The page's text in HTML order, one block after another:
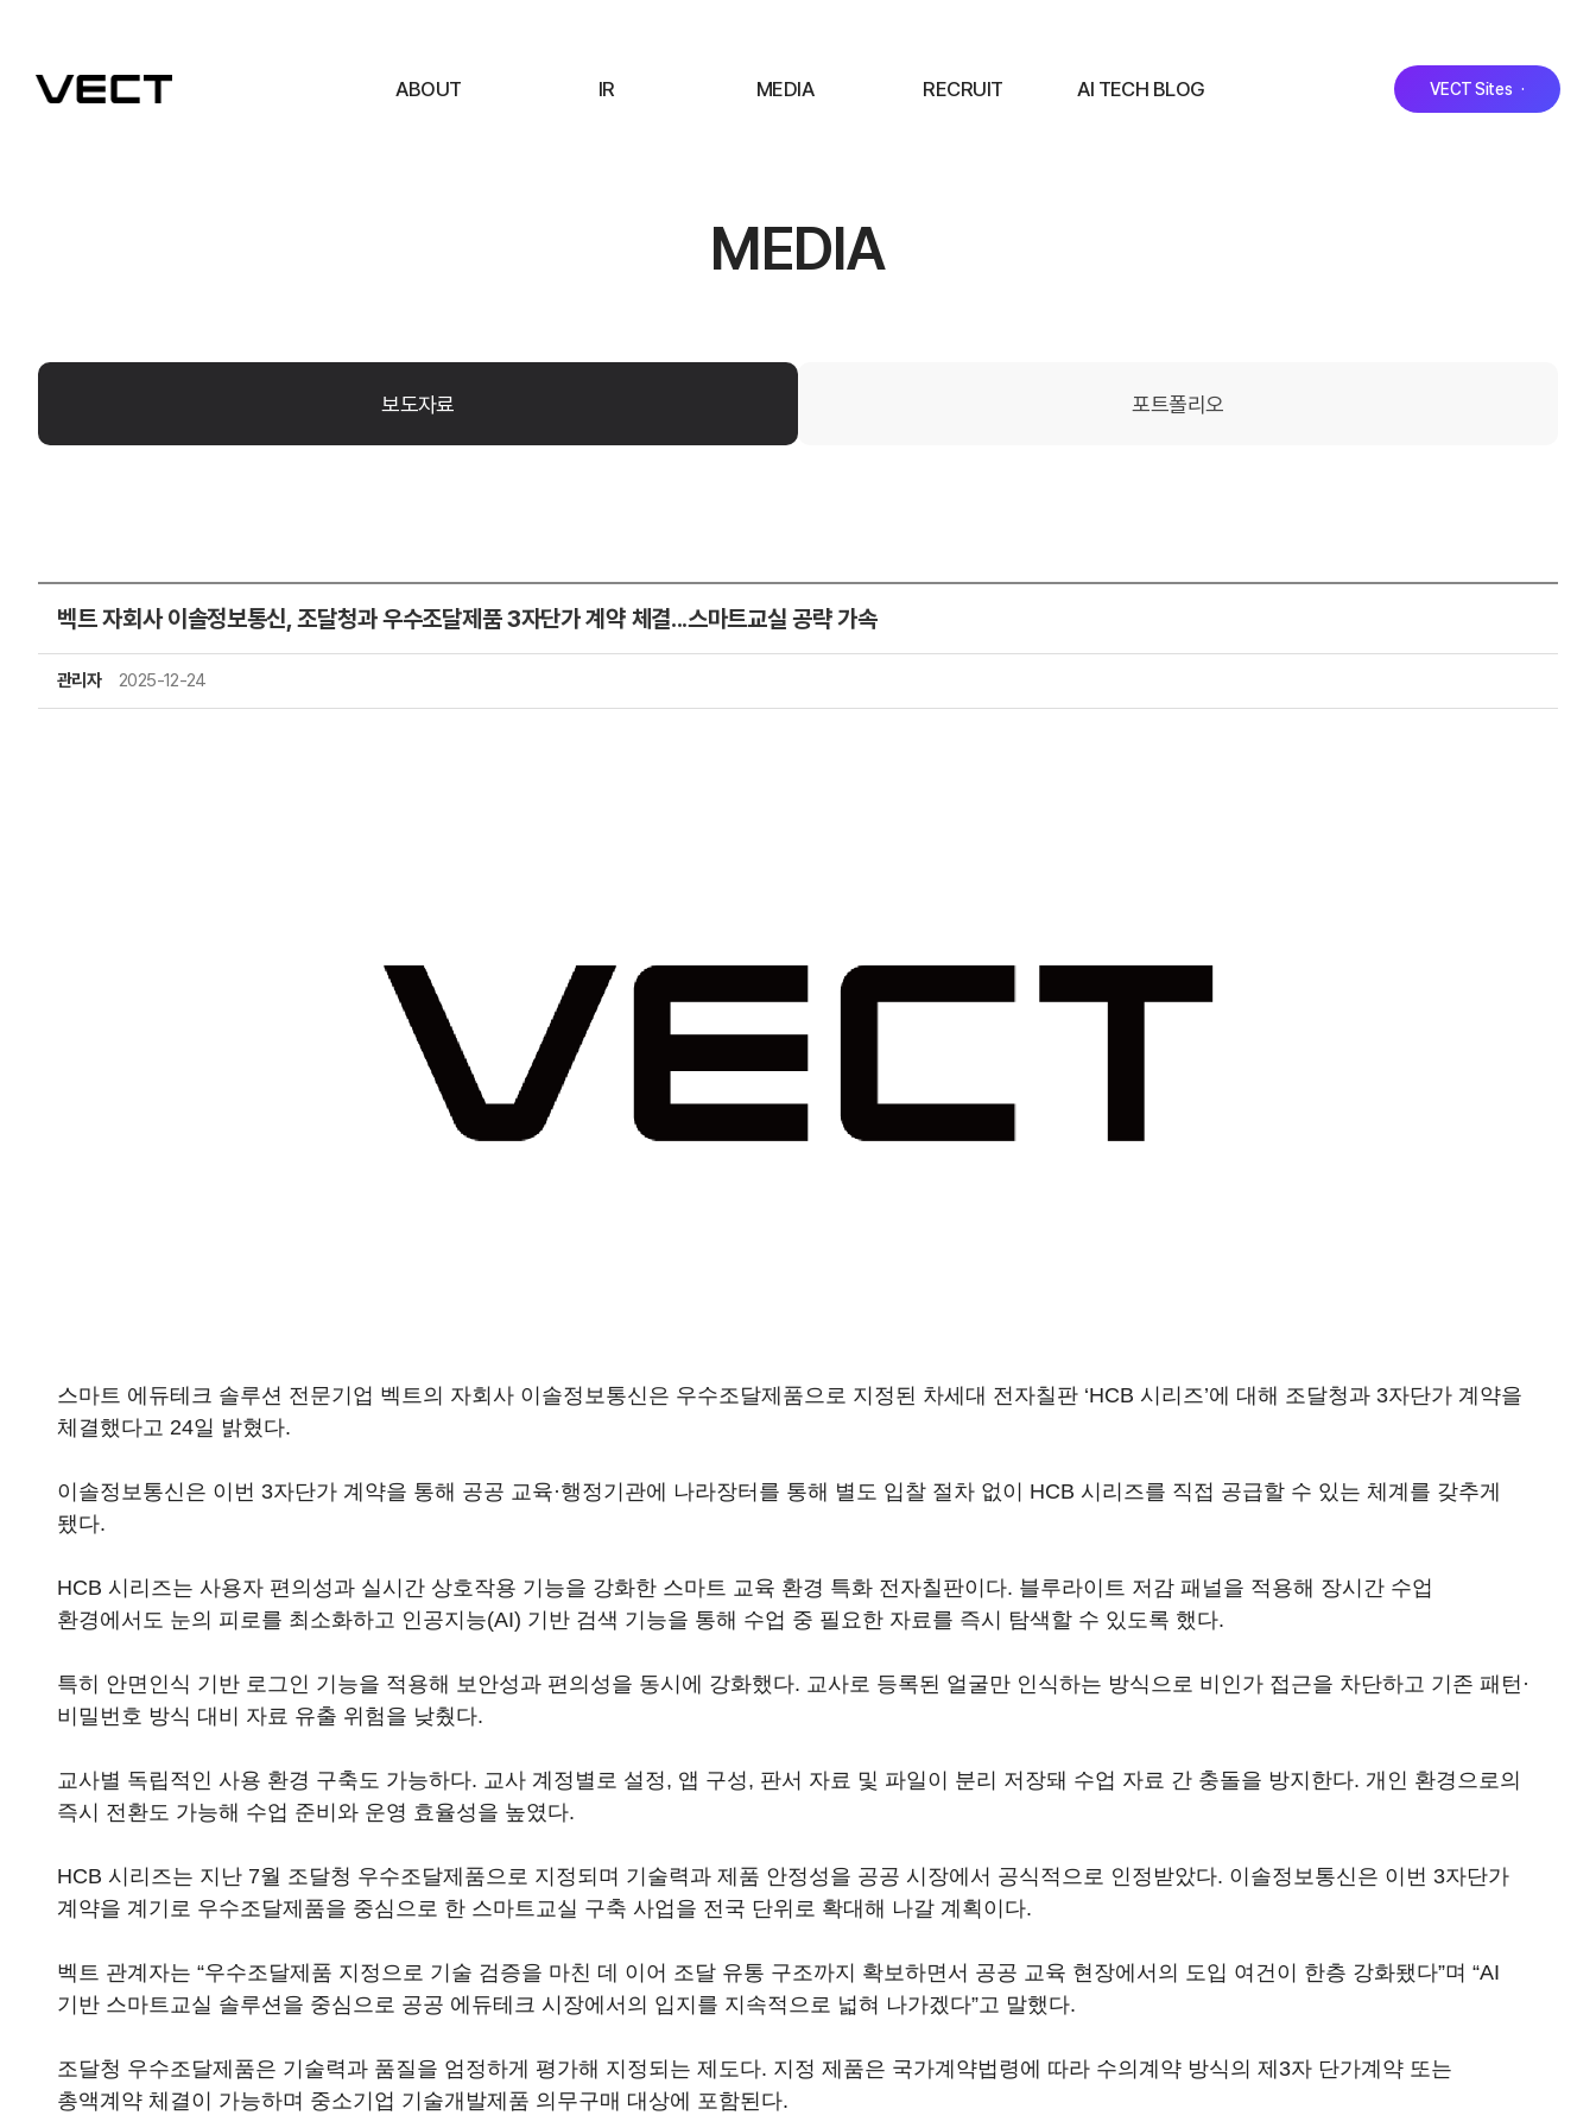
ABOUT IR MEDIA RECRUIT AI TECH BLOG VECT Sites ·
MEDIA
보도자료 포트폴리오
벡트 자회사 이솔정보통신, 조달청과 우수조달제품 3자단가 계약 체결...스마트교실 공략 가속
관리자 2025-12-24
스마트 에듀테크 솔루션 전문기업 벡트의 자회사 이솔정보통신은 우수조달제품으로 지정된 차세대 전자칠판 ‘HCB 시리즈’에 대해 조달청과 3자단가 계약을
체결했다고 24일 밝혔다.
이솔정보통신은 이번 3자단가 계약을 통해 공공 교육·행정기관에 나라장터를 통해 별도 입찰 절차 없이 HCB 시리즈를 직접 공급할 수 있는 체계를 갖추게
됐다.
HCB 시리즈는 사용자 편의성과 실시간 상호작용 기능을 강화한 스마트 교육 환경 특화 전자칠판이다. 블루라이트 저감 패널을 적용해 장시간 수업
환경에서도 눈의 피로를 최소화하고 인공지능(AI) 기반 검색 기능을 통해 수업 중 필요한 자료를 즉시 탐색할 수 있도록 했다.
특히 안면인식 기반 로그인 기능을 적용해 보안성과 편의성을 동시에 강화했다. 교사로 등록된 얼굴만 인식하는 방식으로 비인가 접근을 차단하고 기존 패턴·
비밀번호 방식 대비 자료 유출 위험을 낮췄다.
교사별 독립적인 사용 환경 구축도 가능하다. 교사 계정별로 설정, 앱 구성, 판서 자료 및 파일이 분리 저장돼 수업 자료 간 충돌을 방지한다. 개인 환경으로의
즉시 전환도 가능해 수업 준비와 운영 효율성을 높였다.
HCB 시리즈는 지난 7월 조달청 우수조달제품으로 지정되며 기술력과 제품 안정성을 공공 시장에서 공식적으로 인정받았다. 이솔정보통신은 이번 3자단가
계약을 계기로 우수조달제품을 중심으로 한 스마트교실 구축 사업을 전국 단위로 확대해 나갈 계획이다.
벡트 관계자는 “우수조달제품 지정으로 기술 검증을 마친 데 이어 조달 유통 구조까지 확보하면서 공공 교육 현장에서의 도입 여건이 한층 강화됐다”며 “AI
기반 스마트교실 솔루션을 중심으로 공공 에듀테크 시장에서의 입지를 지속적으로 넓혀 나가겠다”고 말했다.
조달청 우수조달제품은 기술력과 품질을 엄정하게 평가해 지정되는 제도다. 지정 제품은 국가계약법령에 따라 수의계약 방식의 제3자 단가계약 또는
총액계약 체결이 가능하며 중소기업 기술개발제품 의무구매 대상에 포함된다.